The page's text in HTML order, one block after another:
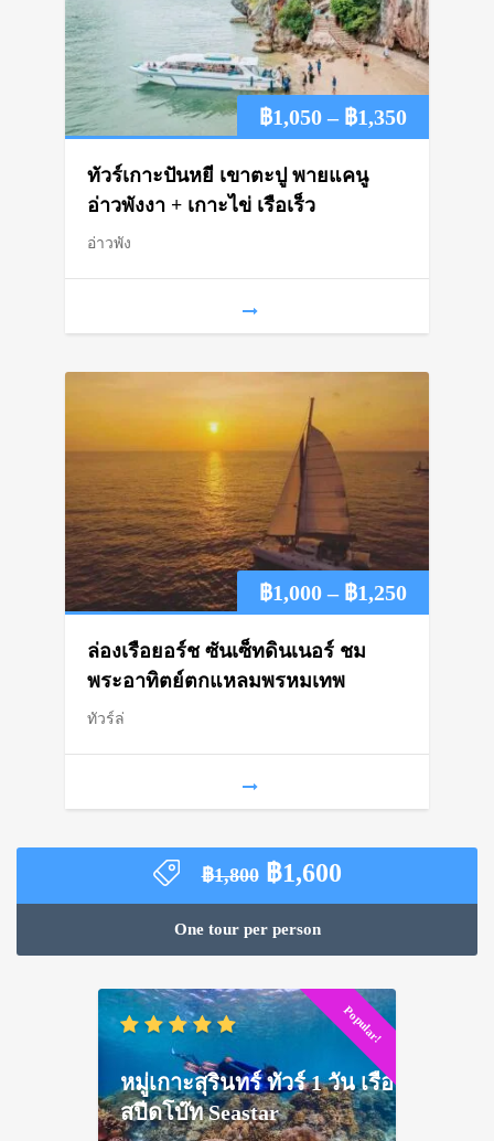
฿1,050 – ฿1,350Price
ทัวร์เกาะปันหยี เขาตะปู พายแคนู
อ่าวพังงา + เกาะไข่ เรือเร็ว
อ่าวพัง
฿1,000 – ฿1,250Price
ล่องเรือยอร์ช ซันเซ็ทดินเนอร์ ชม
พระอาทิตย์ตกแหลมพรหมเทพ
ทัวร์ล่
฿1,800 Original
price
was:
฿1,800.
฿1,600Current
price
฿1,600.
One tour per person
Popular!
หมู่เกาะสุรินทร์ ทัวร์ 1 วัน เรือ
สปีดโบ๊ท Seastar